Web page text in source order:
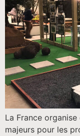
La France
majeurs pour les